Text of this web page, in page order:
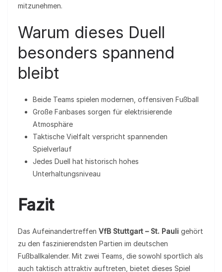
mitzunehmen.
Warum dieses Duell
besonders spannend
bleibt
Beide Teams spielen modernen, offensiven Fußball
Große Fanbases sorgen für elektrisierende
Atmosphäre
Taktische Vielfalt verspricht spannenden
Spielverlauf
Jedes Duell hat historisch hohes
Unterhaltungsniveau
Fazit
Das Aufeinandertreffen VfB Stuttgart – St. Pauli gehört
zu den faszinierendsten Partien im deutschen
Fußballkalender. Mit zwei Teams, die sowohl sportlich als
auch taktisch attraktiv auftreten, bietet dieses Spiel